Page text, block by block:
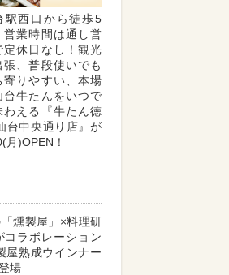
駅西口から徒歩5
営業時間は通し営
定休日なし！観光
張、普段使いでも
寄りやすい、本場
台牛たんをいつで
わえる『牛たん徳
台中央通り店』が
月)OPEN！
「燻製屋」×料理研
コラボレーション
屋熟成ウインナー
場